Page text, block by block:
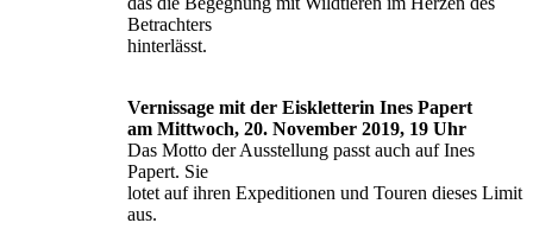
Betrachters
hinterlässt.
Vernissage mit der Eiskletterin Ines Papert
am Mittwoch, 20. November 2019, 19 Uhr
Das Motto der Ausstellung passt auch auf Ines
Papert. Sie
lotet auf ihren Expeditionen und Touren dieses Limit
aus.